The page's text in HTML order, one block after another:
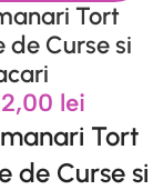
Tort
de Curse si
lei
Tort
de Curse si